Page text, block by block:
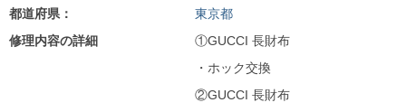
都道府県：
東京都
修理内容の詳細
①GUCCI 長財布
・ホック交換
②GUCCI 長財布